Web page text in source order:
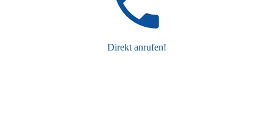
Direkt anrufen!